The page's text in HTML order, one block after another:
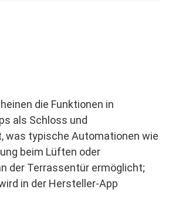
die Funktionen in
als Schloss und
was typische Automationen wie
beim Lüften oder
der Terrassentür ermöglicht;
in der Hersteller‑App